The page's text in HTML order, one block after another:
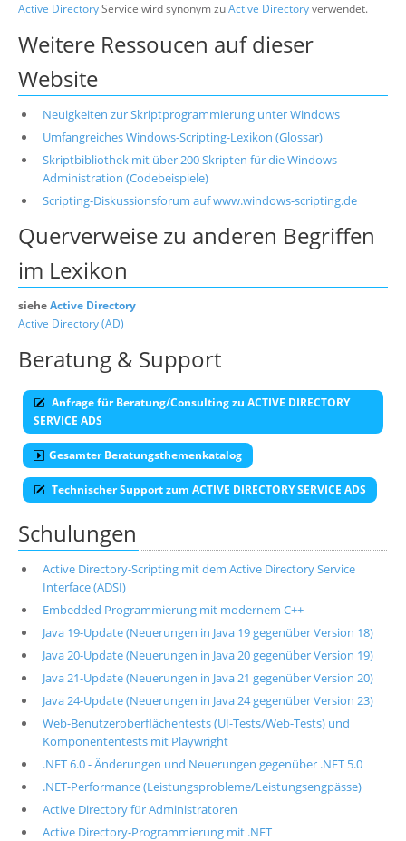
Active DirectoryService wird synonym zuActive Directoryverwendet.
Weitere Ressoucen auf dieser
Website
Neuigkeiten zur Skriptprogrammierung unter Windows
Umfangreiches Windows-Scripting-Lexikon (Glossar)
Skriptbibliothek mit über 200 Skripten für die Windows-
Administration (Codebeispiele)
Scripting-Diskussionsforum auf www.windows-scripting.de
Querverweise zu anderen Begriffen
im Lexikon
sieheActive Directory
Active Directory (AD)
Beratung & Support
Anfrage für Beratung/Consulting zu ACTIVE DIRECTORY
SERVICE ADS
Gesamter Beratungsthemenkatalog
Technischer Support zum ACTIVE DIRECTORY SERVICE ADS
Schulungen
Active Directory-Scripting mit dem Active Directory Service
Interface (ADSI)
Embedded Programmierung mit modernem C++
Java 19-Update (Neuerungen in Java 19 gegenüber Version 18)
Java 20-Update (Neuerungen in Java 20 gegenüber Version 19)
Java 21-Update (Neuerungen in Java 21 gegenüber Version 20)
Java 24-Update (Neuerungen in Java 24 gegenüber Version 23)
Web-Benutzeroberflächentests (UI-Tests/Web-Tests) und
Komponententests mit Playwright
.NET 6.0 - Änderungen und Neuerungen gegenüber .NET 5.0
.NET-Performance (Leistungsprobleme/Leistungsengpässe)
Active Directory für Administratoren
Active Directory-Programmierung mit .NET